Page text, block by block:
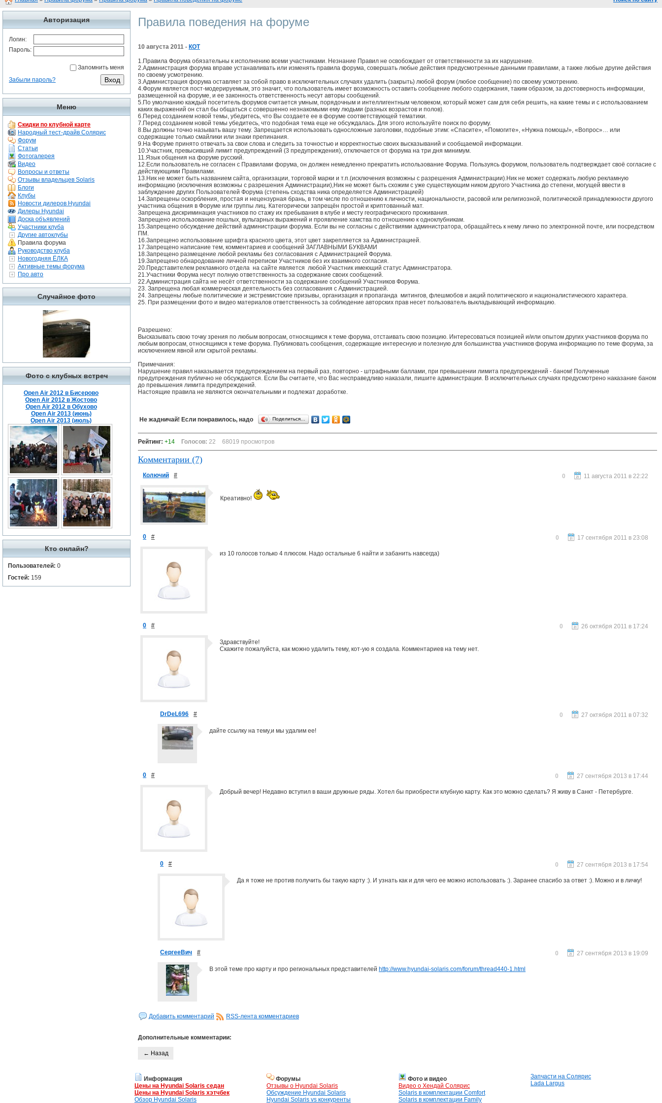
Авторизация
Логин:
Пароль:
Запомнить меня
Забыли пароль?
Меню
Скидки по клубной карте
Народный тест-драйв Солярис
Форум
Статьи
Фотогалерея
Видео
Вопросы и ответы
Отзывы владельцев Solaris
Блоги
Клубы
Новости дилеров Hyundai
Дилеры Hyundai
Доска объявлений
Участники клуба
Другие автоклубы
Правила форума
Руководство клуба
Новогодняя ЁЛКА
Активные темы форума
Про авто
Случайное фото
Фото с клубных встреч
Open Air 2012 в Бисерово
Open Air 2012 в Жостово
Open Air 2012 в Обухово
Open Air 2013 (июнь)
Open Air 2013 (июль)
Кто онлайн?
Пользователей: 0
Гостей: 159
Правила поведения на форуме
10 августа 2011 - КОТ
1.Правила Форума обязательны к исполнению всеми участниками. Незнание Правил не освобождает от ответственности за их нарушение.
2.Администрация форума вправе устанавливать или изменять правила форума, совершать любые действия предусмотренные данными правилами, а также любые другие действия
по своему усмотрению.
3.Администрация форума оставляет за собой право в исключительных случаях удалить (закрыть) любой форум (любое сообщение) по своему усмотрению.
4.Форум является пост-модерируемым, это значит, что пользователь имеет возможность оставить сообщение любого содержания, таким образом, за достоверность информации,
размещенной на форуме, и ее законность ответственность несут авторы сообщений.
5.По умолчанию каждый посетитель форумов считается умным, порядочным и интеллигентным человеком, который может сам для себя решить, на какие темы и с использованием
каких выражений он стал бы общаться с совершенно незнакомыми ему людьми (разных возрастов и полов).
6.Перед созданием новой темы, убедитесь, что Вы создаете ее в форуме соответствующей тематики.
7.Перед созданием новой темы убедитесь, что подобная тема еще не обсуждалась. Для этого используйте поиск по форуму.
8.Вы должны точно называть вашу тему. Запрещается использовать односложные заголовки, подобные этим: «Спасите», «Помогите», «Нужна помощь!», «Вопрос»… или
содержащие только смайлики или знаки препинания.
9.На Форуме принято отвечать за свои слова и следить за точностью и корректностью своих высказываний и сообщаемой информации.
10.Участник, превысивший лимит предупреждений (3 предупреждения), отключается от форума на три дня минимум.
11.Язык общения на форуме русский.
12.Если пользователь не согласен с Правилами форума, он должен немедленно прекратить использование Форума. Пользуясь форумом, пользователь подтверждает своё согласие с
действующими Правилами.
13.Ник не может быть названием сайта, организации, торговой марки и т.п.(исключения возможны с разрешения Администрации).Ник не может содержать любую рекламную
информацию (исключения возможны с разрешения Администрации),Ник не может быть схожим с уже существующим ником другого Участника до степени, могущей ввести в
заблуждение других Пользователей Форума (степень сходства ника определяется Администрацией)
14.Запрещены оскорбления, простая и нецензурная брань, в том числе по отношению к личности, национальности, расовой или религиозной, политической принадлежности другого
участника общения в Форуме или группы лиц. Категорически запрещён простой и криптованный мат.
Запрещена дискриминация участников по стажу их пребывания в клубе и месту географического проживания.
Запрещено использование пошлых, вульгарных выражений и проявление хамства по отношению к одноклубникам.
15.Запрещено обсуждение действий администрации форума. Если вы не согласны с действиями администратора, обращайтесь к нему лично по электронной почте, или посредством
ПМ.
16.Запрещено использование шрифта красного цвета, этот цвет закрепляется за Администрацией.
17.Запрещено написание тем, комментариев и сообщений ЗАГЛАВНЫМИ БУКВАМИ
18.Запрещено размещение любой рекламы без согласования с Администрацией Форума.
19.Запрещено обнародование личной переписки Участников без их взаимного согласия.
20.Представителем рекламного отдела на сайте является любой Участник имеющий статус Администратора.
21.Участники Форума несут полную ответственность за содержание своих сообщений.
22.Администрация сайта не несёт ответственности за содержание сообщений Участников Форума.
23. Запрещена любая коммерческая деятельность без согласования с Администрацией.
24. 3апрещены любые политические и экстремистские призывы, организация и пропаганда митингов, флешмобов и акций политического и националистического характера.
25. При размещении фото и видео материалов ответственность за соблюдение авторских прав несет пользователь выкладывающий информацию.
Разрешено:
Высказывать свою точку зрения по любым вопросам, относящимся к теме форума, отстаивать свою позицию. Интересоваться позицией и/или опытом других участников форума по
любым вопросам, относящимся к теме форума. Публиковать сообщения, содержащие интересную и полезную для большинства участников форума информацию по теме форума, за
исключением явной или скрытой рекламы.
Примечания:
Нарушение правил наказывается предупреждением на первый раз, повторно - штрафными баллами, при превышении лимита предупреждений - баном! Полученные
предупреждения публично не обсуждаются. Если Вы считаете, что Вас несправедливо наказали, пишите администрации. В исключительных случаях предусмотрено наказание баном
до превышения лимита предупреждений.
Настоящие правила не являются окончательными и подлежат доработке.
Не жадничай! Если понравилось, надо Поделиться…
Рейтинг: +14 Голосов: 22 68019 просмотров
Комментарии (7)
Колючий # 11 августа 2011 в 22:22
0
Креативно!
0 # 17 сентября 2011 в 23:08
0
из 10 голосов только 4 плюсом. Надо остальные 6 найти и забанить навсегда)
0 # 26 октября 2011 в 17:24
0
Здравствуйте!
Скажите пожалуйста, как можно удалить тему, кот-ую я создала. Комментариев на тему нет.
DrDeL696 # 27 октября 2011 в 07:32
0
дайте ссылку на тему,и мы удалим ее!
0 # 27 сентября 2013 в 17:44
0
Добрый вечер! Недавно вступил в ваши дружные ряды. Хотел бы приобрести клубную карту. Как это можно сделать? Я живу в Санкт - Петербурге.
0 # 27 сентября 2013 в 17:54
0
Да я тоже не против получить бы такую карту :). И узнать как и для чего ее можно использовать :). Заранее спасибо за ответ :). Можно и в личку!
СергееВич # 27 сентября 2013 в 19:09
0
В этой теме про карту и про региональных представителей http://www.hyundai-solaris.com/forum/thread440-1.html
Добавить комментарий RSS-лента комментариев
Дополнительные комментарии:
← Назад
Информация
Цены на Hyundai Solaris седан
Цены на Hyundai Solaris хэтчбек
Обзор Hyundai Solaris
Форумы
Отзывы о Hyundai Solaris
Обсуждение Hyundai Solaris
Hyundai Solaris vs конкуренты
Фото и видео
Видео о Хендай Солярис
Solaris в комплектации Comfort
Solaris в комплектации Family
Запчасти на Солярис
Lada Largus